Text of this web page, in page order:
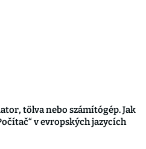
tölva nebo számítógép. Jak
v evropských jazycích